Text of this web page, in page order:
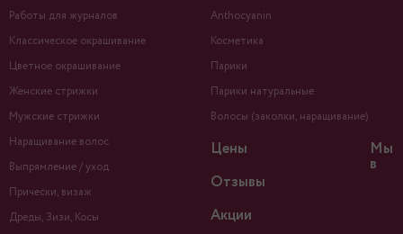
Работы для журналов
Классическое окрашивание
Цветное окрашивание
Женские стрижки
Мужские стрижки
Наращивание волос
Выпрямление / уход
Прически, визаж
Дреды, Зизи, Косы
Anthocyanin
Косметика
Парики
Парики натуральные
Волосы (заколки, наращивание)
Цены
Отзывы
Акции
Мы
в